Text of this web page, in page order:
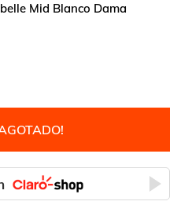
Mid Blanco Dama